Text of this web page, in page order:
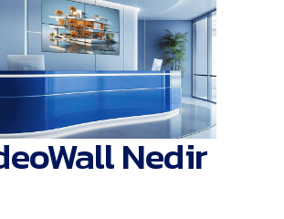
Nedir